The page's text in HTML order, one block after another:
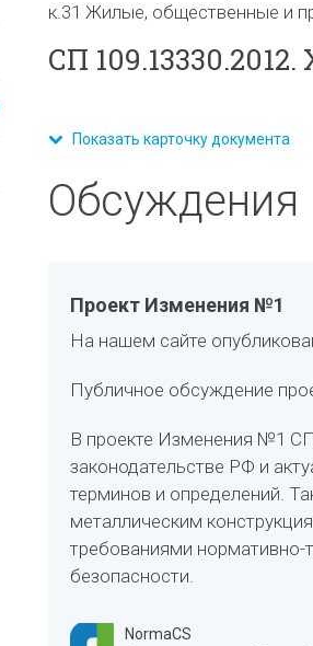
к.31 Жилые, общественные и
СП
Показать карточку документа
Обсуждения
Проект Изменения №1
На нашем сайте
Публичное обсуждение
В проекте Изменения №1
законодательстве РФ и
терминов и определений.
металлическим
требованиями нормативно-
безопасности.
NormaCS